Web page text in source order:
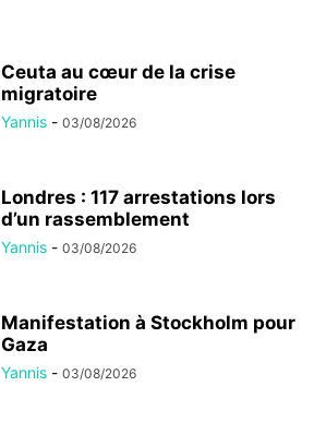
Ceuta au cœur de la crise
migratoire
Yannis - 03/08/2026
Londres : 117 arrestations lors
d’un rassemblement
Yannis - 03/08/2026
Manifestation à Stockholm pour
Gaza
Yannis - 03/08/2026